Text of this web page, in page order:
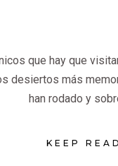
que hay que
desiertos más
han rodado y
KEEP